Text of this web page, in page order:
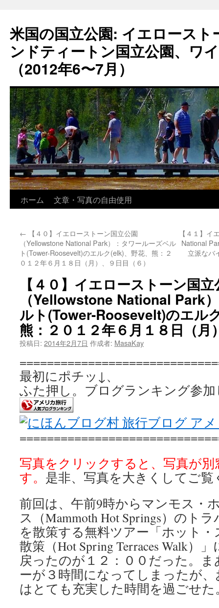
テ
ン
ツ
へ
プ
米国の国立公園: イエロースト
ンドティートン国立公園、ワ
（2012年6〜7月）
ホーム 文章・写真の自由使用
← 【４０】イエローストーン国立公園
（Yellowstone National Park）：タワールーズベル
ト(Tower-Roosevelt)のエルク(elk)、野花、熊：２
０１２年６月１８日（月）、９日目（６）
【４１】イ
National
立派なバ
【４０】イエローストーン国立
（Yellowstone National Park
ルト(Tower-Roosevelt)のエル
熊：２０１２年６月１８日（月
投稿日: 2014年2月7日 作成者: MasaKay
最初にポチッ↓、
ふた押し。ブログランキング参
写真をクリックすると、写真が
す。 是非、写真を大きくしてご覧
前回は、午前9時からマンモス・
ス（Mammoth Hot Springs）のト
を散策する無料ツアー「ホット
散策（Hot Spring Terraces Walk）
戻ったのが１２：００だった。
ーが３時間になってしまったが
はとても充実した時間を過ごせた